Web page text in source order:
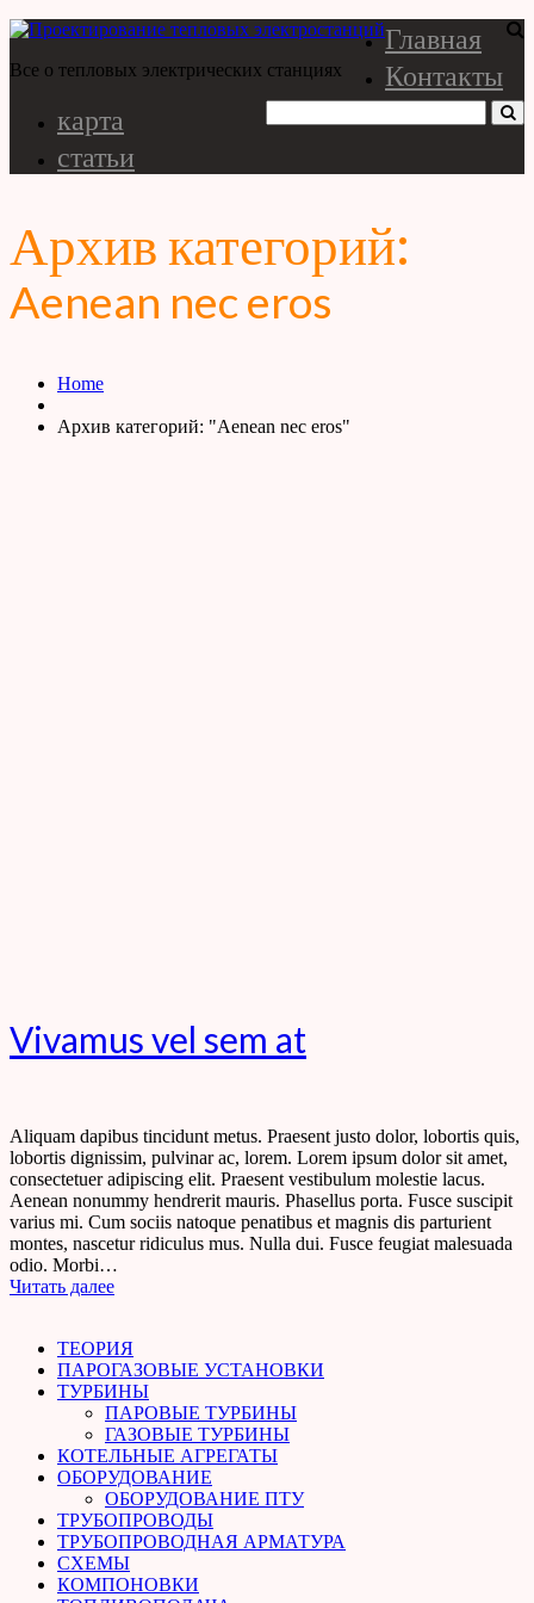
Все о тепловых электрических станциях
Главная
Контакты
карта
статьи
Архив категорий:
Aenean nec eros
Home
Архив категорий: "Aenean nec eros"
Vivamus vel sem at
Aliquam dapibus tincidunt metus. Praesent justo dolor, lobortis quis,
lobortis dignissim, pulvinar ac, lorem. Lorem ipsum dolor sit amet,
consectetuer adipiscing elit. Praesent vestibulum molestie lacus.
Aenean nonummy hendrerit mauris. Phasellus porta. Fusce suscipit
varius mi. Cum sociis natoque penatibus et magnis dis parturient
montes, nascetur ridiculus mus. Nulla dui. Fusce feugiat malesuada
odio. Morbi…
Читать далее
ТЕОРИЯ
ПАРОГАЗОВЫЕ УСТАНОВКИ
ТУРБИНЫ
ПАРОВЫЕ ТУРБИНЫ
ГАЗОВЫЕ ТУРБИНЫ
КОТЕЛЬНЫЕ АГРЕГАТЫ
ОБОРУДОВАНИЕ
ОБОРУДОВАНИЕ ПТУ
ТРУБОПРОВОДЫ
ТРУБОПРОВОДНАЯ АРМАТУРА
СХЕМЫ
КОМПОНОВКИ